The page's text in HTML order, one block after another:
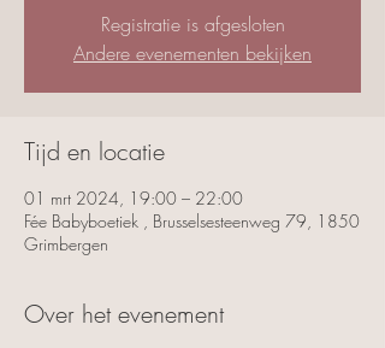
Registratie is afgesloten
Andere evenementen bekijken
Tijd en locatie
01 mrt 2024, 19:00 – 22:00
Fée Babyboetiek , Brusselsesteenweg 79, 1850
Grimbergen
Over het evenement